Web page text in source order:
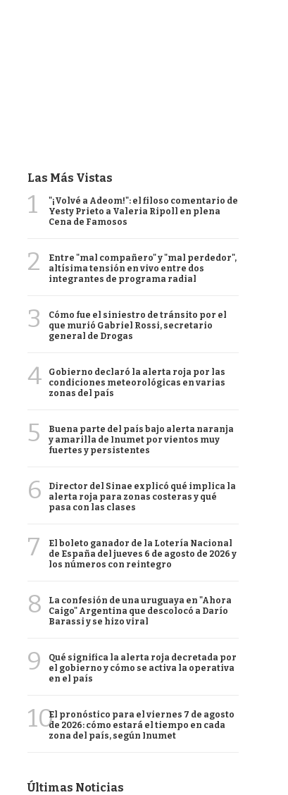
Las Más Vistas
1
"¡Volvé a Adeom!": el filoso comentario de
Yesty Prieto a Valeria Ripoll en plena
Cena de Famosos
2
Entre "mal compañero" y "mal perdedor",
altísima tensión en vivo entre dos
integrantes de programa radial
3
Cómo fue el siniestro de tránsito por el
que murió Gabriel Rossi, secretario
general de Drogas
4
Gobierno declaró la alerta roja por las
condiciones meteorológicas en varias
zonas del país
5
Buena parte del país bajo alerta naranja
y amarilla de Inumet por vientos muy
fuertes y persistentes
6
Director del Sinae explicó qué implica la
alerta roja para zonas costeras y qué
pasa con las clases
7
El boleto ganador de la Lotería Nacional
de España del jueves 6 de agosto de 2026 y
los números con reintegro
8
La confesión de una uruguaya en "Ahora
Caigo" Argentina que descolocó a Darío
Barassi y se hizo viral
9
Qué significa la alerta roja decretada por
el gobierno y cómo se activa la operativa
en el país
10El pronóstico para el viernes 7 de agosto
de 2026: cómo estará el tiempo en cada
zona del país, según Inumet
Últimas Noticias